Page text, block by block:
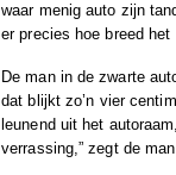
waar menig auto zijn
er precies hoe breed
De man in de zwarte
dat blijkt zo’n vier
leunend uit het
verrassing,” zegt de